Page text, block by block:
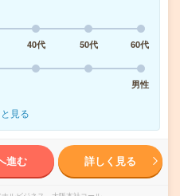
40代 50代
60代
男性
見る
進む 詳しく見る